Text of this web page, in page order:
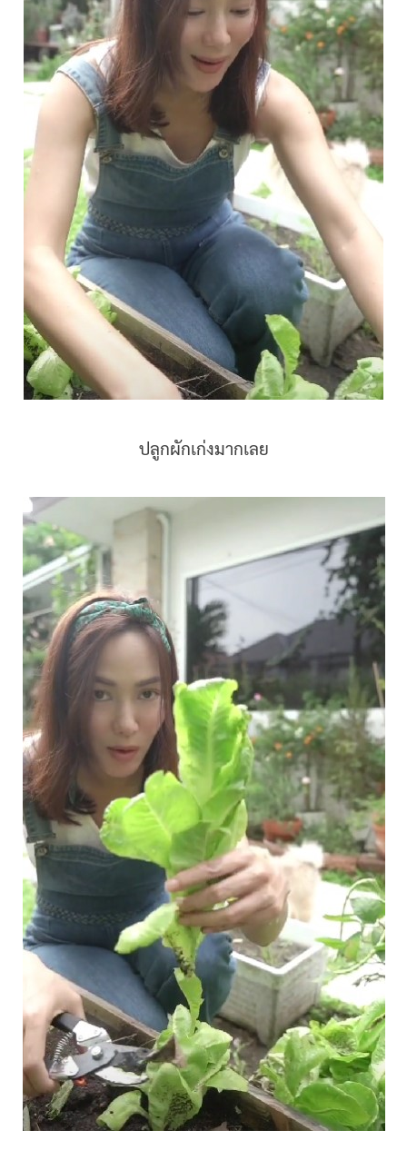
ปลูกผักเก่งมากเลย